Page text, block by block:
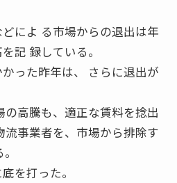
によ る市場からの退出は年
記 録している。
った昨年は、 さらに退出が
高騰も、適正な賃料を捻出
事業者を、市場から排除す
を打った。